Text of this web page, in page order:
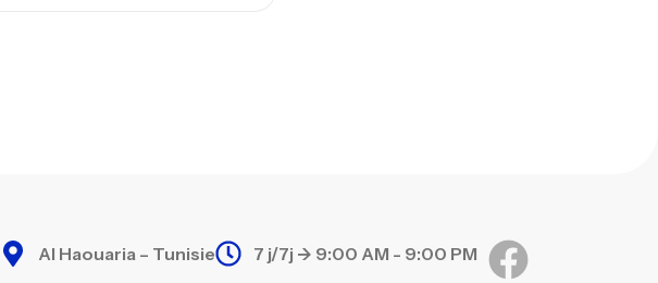
Al Haouaria – Tunisie 7 j/7j -> 9:00 AM - 9:00 PM